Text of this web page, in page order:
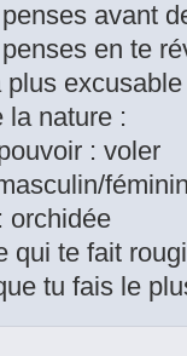
avant
en te
la nature :
: voler
orchidée
qui te fait
tu fais le